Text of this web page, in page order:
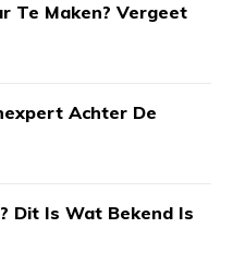
Te Maken? Vergeet
Achter De
Dit Is Wat Bekend Is